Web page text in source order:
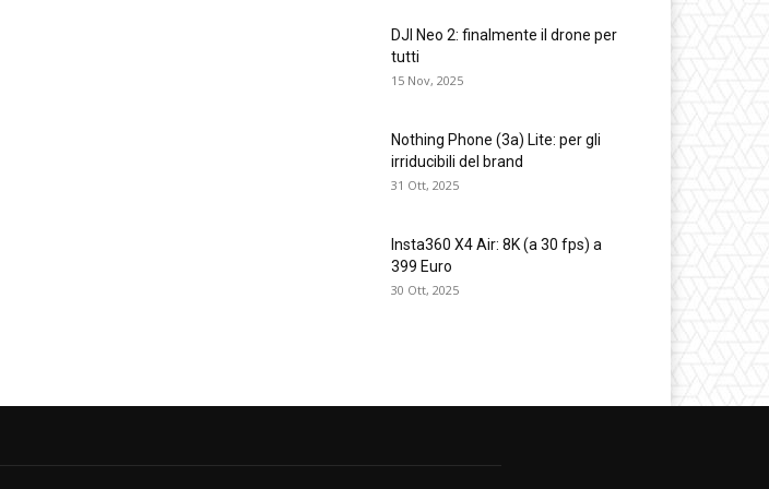
DJI Neo 2: finalmente il drone per
tutti
15 Nov, 2025
Nothing Phone (3a) Lite: per gli
irriducibili del brand
31 Ott, 2025
Insta360 X4 Air: 8K (a 30 fps) a
399 Euro
30 Ott, 2025